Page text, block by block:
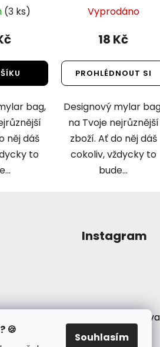
🍪
Souhlasím
(3 ks)
bag,
něj dáš
to
Vyprodáno
18 Kč
PROHLÉDNOUT SI
Designový mylar
na Tvoje nejrůznější
zboží. Ať do něj dáš
cokoliv, vždycky to
bude...
Instagram